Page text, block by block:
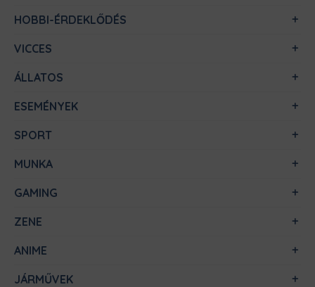
HOBBI-ÉRDEKLŐDÉS
VICCES
ÁLLATOS
ESEMÉNYEK
SPORT
MUNKA
GAMING
ZENE
ANIME
JÁRMŰVEK